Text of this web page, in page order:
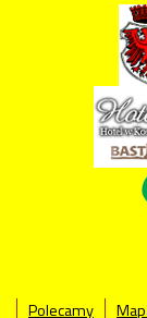
Polecamy